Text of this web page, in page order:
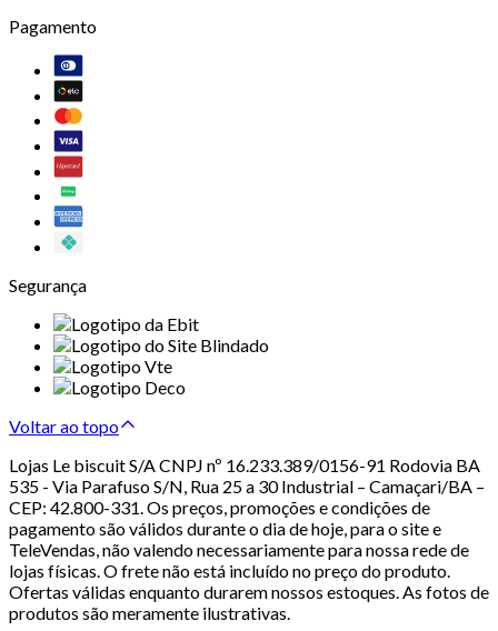
Pagamento
Segurança
Voltar ao topo
Lojas Le biscuit S/A CNPJ nº 16.233.389/0156-91 Rodovia BA
535 - Via Parafuso S/N, Rua 25 a 30 Industrial – Camaçari/BA –
CEP: 42.800-331. Os preços, promoções e condições de
pagamento são válidos durante o dia de hoje, para o site e
TeleVendas, não valendo necessariamente para nossa rede de
lojas físicas. O frete não está incluído no preço do produto.
Ofertas válidas enquanto durarem nossos estoques. As fotos de
produtos são meramente ilustrativas.